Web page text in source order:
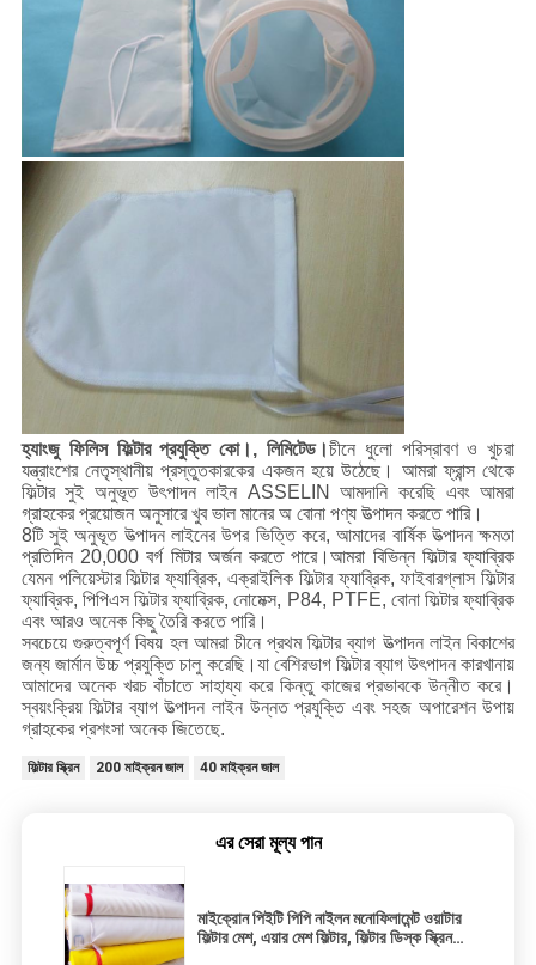
হ্যাংজু ফিলিস ফিল্টার প্রযুক্তি কো।, লিমিটেড।চীনে ধুলো পরিস্রাবণ ও খুচরা
যন্ত্রাংশের নেতৃস্থানীয় প্রস্তুতকারকের একজন হয়ে উঠেছে। আমরা ফ্রান্স থেকে
ফিল্টার সুই অনুভূত উৎপাদন লাইন ASSELIN আমদানি করেছি এবং আমরা
গ্রাহকের প্রয়োজন অনুসারে খুব ভাল মানের অ বোনা পণ্য উত্পাদন করতে পারি।
8টি সুই অনুভূত উত্পাদন লাইনের উপর ভিত্তি করে, আমাদের বার্ষিক উত্পাদন ক্ষমতা
প্রতিদিন 20,000 বর্গ মিটার অর্জন করতে পারে।আমরা বিভিন্ন ফিল্টার ফ্যাব্রিক
যেমন পলিয়েস্টার ফিল্টার ফ্যাব্রিক, এক্রাইলিক ফিল্টার ফ্যাব্রিক, ফাইবারগ্লাস ফিল্টার
ফ্যাব্রিক, পিপিএস ফিল্টার ফ্যাব্রিক, নোমেক্স, P84, PTFE, বোনা ফিল্টার ফ্যাব্রিক
এবং আরও অনেক কিছু তৈরি করতে পারি।
সবচেয়ে গুরুত্বপূর্ণ বিষয় হল আমরা চীনে প্রথম ফিল্টার ব্যাগ উত্পাদন লাইন বিকাশের
জন্য জার্মান উচ্চ প্রযুক্তি চালু করেছি।যা বেশিরভাগ ফিল্টার ব্যাগ উৎপাদন কারখানায়
আমাদের অনেক খরচ বাঁচাতে সাহায্য করে কিন্তু কাজের প্রভাবকে উন্নীত করে।
স্বয়ংক্রিয় ফিল্টার ব্যাগ উত্পাদন লাইন উন্নত প্রযুক্তি এবং সহজ অপারেশন উপায়
গ্রাহকের প্রশংসা অনেক জিতেছে.
ফিল্টার স্ক্রিন 200 মাইক্রন জাল 40 মাইক্রন জাল
এর সেরা মূল্য পান
মাইক্রোন পিইটি পিপি নাইলন মনোফিলামেন্ট ওয়াটার
ফিল্টার মেশ, এয়ার মেশ ফিল্টার, ফিল্টার ডিস্ক স্ক্রিন